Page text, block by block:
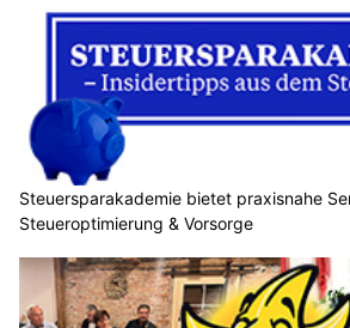
Steuersparakademie bietet praxisnahe
Steueroptimierung & Vorsorge